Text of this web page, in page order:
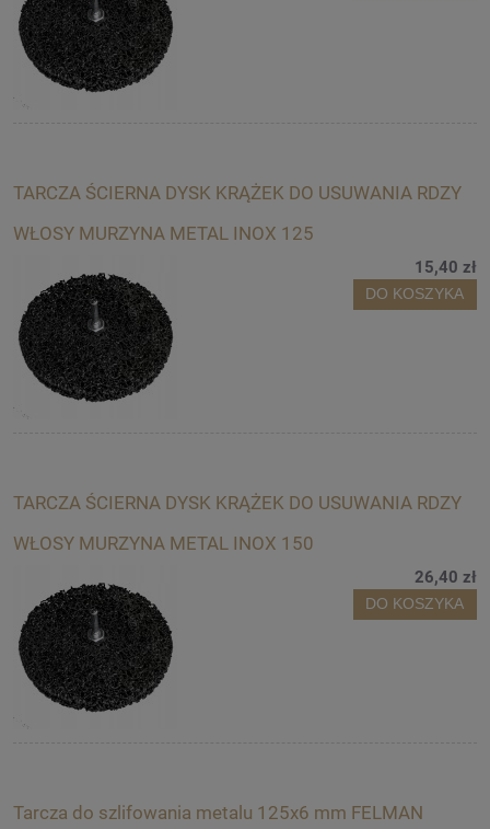
TARCZA ŚCIERNA DYSK KRĄŻEK DO USUWANIA RDZY
WŁOSY MURZYNA METAL INOX 125
15,40 zł
DO KOSZYKA
TARCZA ŚCIERNA DYSK KRĄŻEK DO USUWANIA RDZY
WŁOSY MURZYNA METAL INOX 150
26,40 zł
DO KOSZYKA
Tarcza do szlifowania metalu 125x6 mm FELMAN